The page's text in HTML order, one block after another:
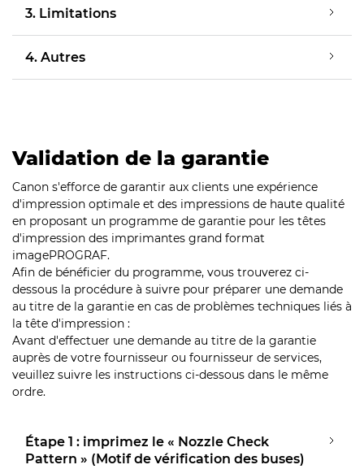
3. Limitations
4. Autres
Validation de la garantie
Canon s'efforce de garantir aux clients une expérience
d'impression optimale et des impressions de haute qualité
en proposant un programme de garantie pour les têtes
d'impression des imprimantes grand format
imagePROGRAF.
Afin de bénéficier du programme, vous trouverez ci-
dessous la procédure à suivre pour préparer une demande
au titre de la garantie en cas de problèmes techniques liés à
la tête d'impression :
Avant d'effectuer une demande au titre de la garantie
auprès de votre fournisseur ou fournisseur de services,
veuillez suivre les instructions ci-dessous dans le même
ordre.
Étape 1 : imprimez le « Nozzle Check
Pattern » (Motif de vérification des buses)